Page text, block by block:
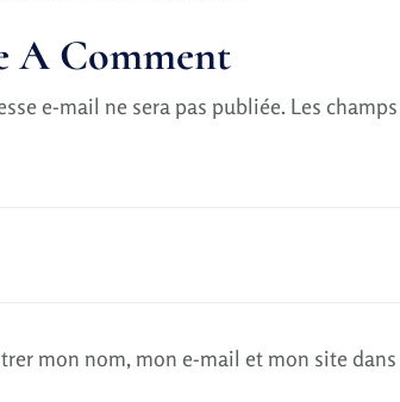
A Comment
e-mail ne sera pas publiée. Les
mon nom, mon e-mail et mon site